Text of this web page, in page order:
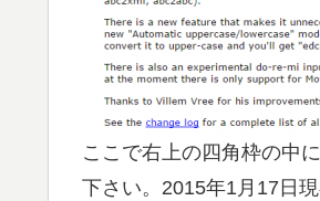
ここで右上の四角枠の中
下さい。2015年1月17日